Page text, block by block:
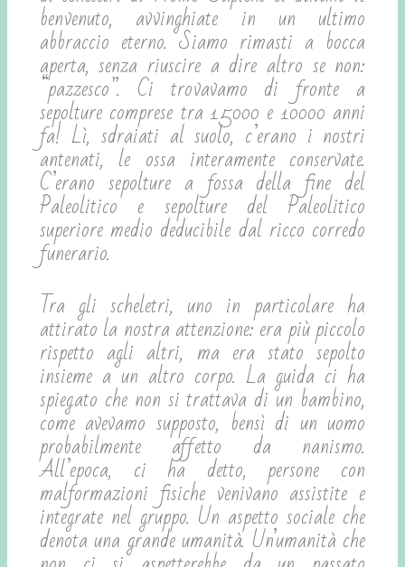
benvenuto, avvinghiate in un ultimo
abbraccio eterno. Siamo rimasti a bocca
aperta, senza riuscire a dire altro se non:
“pazzesco”. Ci trovavamo di fronte a
sepolture comprese tra 15000 e 10000 anni
fa! Lì, sdraiati al suolo, c’erano i nostri
antenati, le ossa interamente conservate.
C’erano sepolture a fossa della fine del
Paleolitico e sepolture del Paleolitico
superiore medio deducibile dal ricco corredo
funerario.
Tra gli scheletri, uno in particolare ha
attirato la nostra attenzione: era più piccolo
rispetto agli altri, ma era stato sepolto
insieme a un altro corpo. La guida ci ha
spiegato che non si trattava di un bambino,
come avevamo supposto, bensì di un uomo
probabilmente affetto da nanismo.
All’epoca, ci ha detto, persone con
malformazioni fisiche venivano assistite e
integrate nel gruppo. Un aspetto sociale che
denota una grande umanità. Un’umanità che